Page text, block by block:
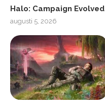
Halo: Campaign Evolved
augusti 5, 2026